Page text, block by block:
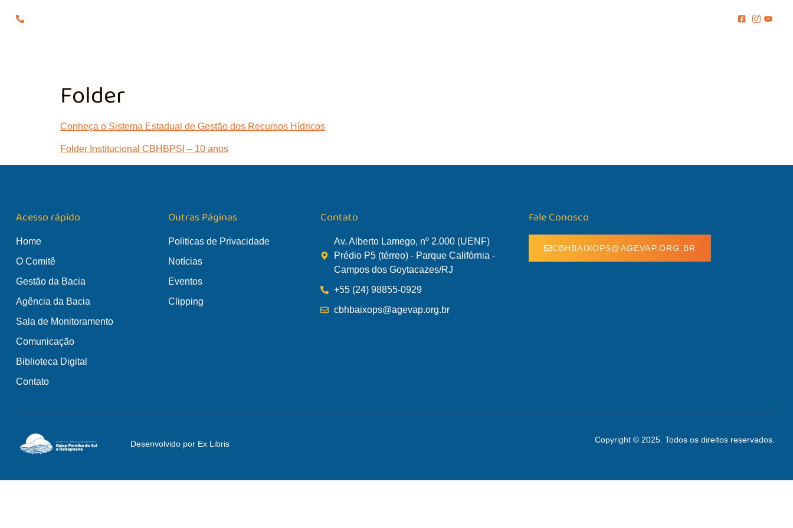
Folder
Conheça o Sistema Estadual de Gestão dos Recursos Hídricos
Folder Institucional CBHBPSI – 10 anos
Acesso rápido
Home
O Comitê
Gestão da Bacia
Agência da Bacia
Sala de Monitoramento
Comunicação
Biblioteca Digital
Contato
Outras Páginas
Politicas de Privacidade
Notícias
Eventos
Clipping
Contato
Av. Alberto Lamego, nº 2.000 (UENF)
Prédio P5 (térreo) - Parque Califórnia -
Campos dos Goytacazes/RJ
+55 (24) 98855-0929
cbhbaixops@agevap.org.br
Fale Conosco
CBHBAIXOPS@AGEVAP.ORG.BR
Desenvolvido por Ex Libris Copyright © 2025. Todos os direitos reservados.